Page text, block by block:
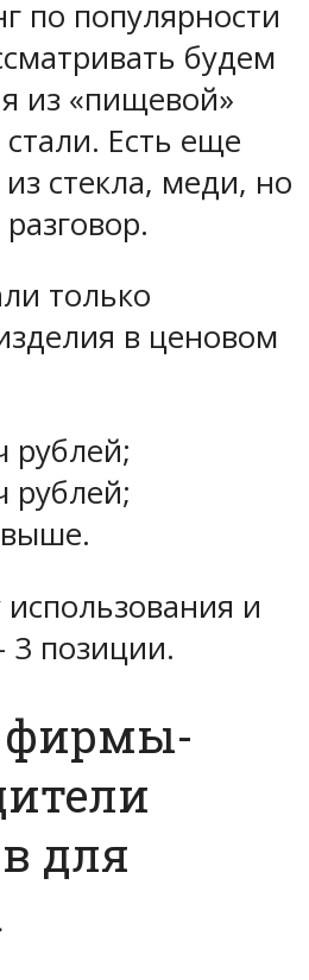
по популярности
будем
из «пищевой»
Есть еще
стекла, меди, но
только
в ценовом
рублей;
рублей;
и
3 позиции.
фирмы-
для